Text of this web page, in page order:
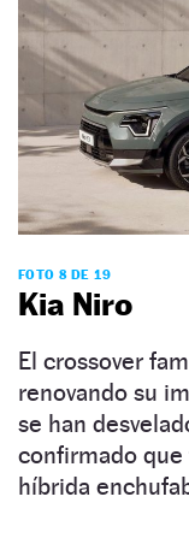
FOTO 8 DE 19
Kia Niro
El crossover
renovando su
se han
confirmado
híbrida